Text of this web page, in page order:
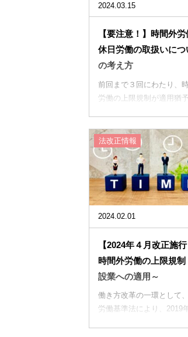
2024.03.15
【要注意！】時間外労
休日労働の取扱いにつ
の考え方
前回まで３回にわたり、
労働の上限規制が適用猶
につ...
法改正情報
2024.02.01
【2024年４月改正施行
時間外労働の上限規制
設業への適用～
働き方改革の一環として
労働基準法により、2019